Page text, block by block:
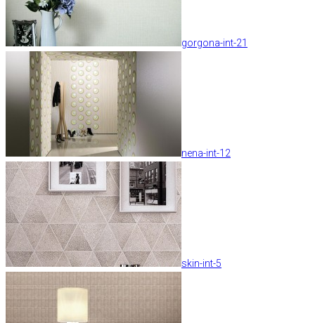
gorgona-int-21
nena-int-12
skin-int-5